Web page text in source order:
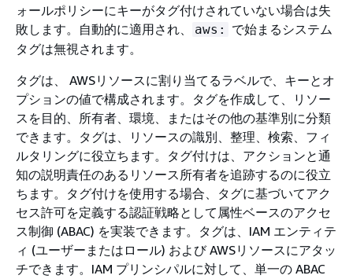
ォールポリシーにキーがタグ付けされていない場合は失
敗します。自動的に適用され、
aws:
で始まるシステム
タグは無視されます。
タグは、 AWSリソースに割り当てるラベルで、キーとオ
プションの値で構成されます。タグを作成して、リソー
スを目的、所有者、環境、またはその他の基準別に分類
できます。タグは、リソースの識別、整理、検索、フィ
ルタリングに役立ちます。タグ付けは、アクションと通
知の説明責任のあるリソース所有者を追跡するのに役立
ちます。タグ付けを使用する場合、タグに基づいてアク
セス許可を定義する認証戦略として属性ベースのアクセ
ス制御 (ABAC) を実装できます。タグは、IAM エンティテ
ィ (ユーザーまたはロール) および AWSリソースにアタッ
チできます。IAM プリンシパルに対して、単一の ABAC